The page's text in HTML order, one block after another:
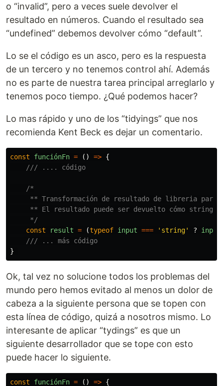
o “invalid”, pero a veces suele devolver el
resultado en números. Cuando el resultado sea
“undefined” debemos devolver cómo “default”.
Lo se el código es un asco, pero es la respuesta
de un tercero y no tenemos control ahí. Además
no es parte de nuestra tarea principal arreglarlo y
tenemos poco tiempo. ¿Qué podemos hacer?
Lo mas rápido y uno de los “tidyings” que nos
recomienda Kent Beck es dejar un comentario.
const funciónFn = () => {
/// .... código
/*
** Transformación de resultado de libreria
** El resultado puede ser devuelto cómo string,
     */
const
result = (typeof input === ' string' ? input
/// ... más código
}
Ok, tal vez no solucione todos los problemas del
mundo pero hemos evitado al menos un dolor de
cabeza a la siguiente persona que se topen con
esta línea de código, quizá a nosotros mismo. Lo
interesante de aplicar “tydings” es que un
siguiente desarrollador que se tope con esto
puede hacer lo siguiente.
const funciónFn = () => {